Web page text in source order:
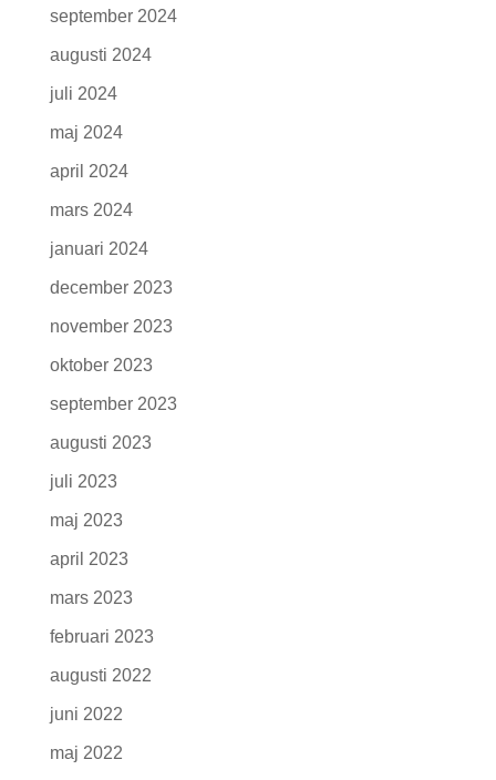
september 2024
augusti 2024
juli 2024
maj 2024
april 2024
mars 2024
januari 2024
december 2023
november 2023
oktober 2023
september 2023
augusti 2023
juli 2023
maj 2023
april 2023
mars 2023
februari 2023
augusti 2022
juni 2022
maj 2022